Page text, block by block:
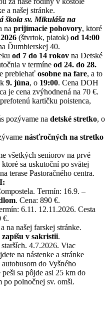
a našej stránke.
škola sv. Mikuláša na
na prijímacie pohovory, ktoré
(štvrtok, piatok) od 14:00
Ďumbierskej 40.
od 7 do 14 rokov na Detské
v termíne od 24. do 28.
prebiehať osobne na fare, a to
9. júna, o 19:00. Cena DOH
je cena zvýhodnená na 70 €.
kartičku poistenca,
pozývame na detské stretko, o
násťročných na stretko
všetkých seniorov na prvé
sa uskutoční po svätej
terase Pastoračného centra.
Termín: 16.9. –
. Cena: 890 €.
6.11. 12.11.2026. Cesta
€.
na našej farskej stránke.
zapíšu v sakristii.
4.7.2026. Viac
na nástenke a stránke
do Vyšného
sa pôjde asi 25 km do
po polnočnej sv. omši.